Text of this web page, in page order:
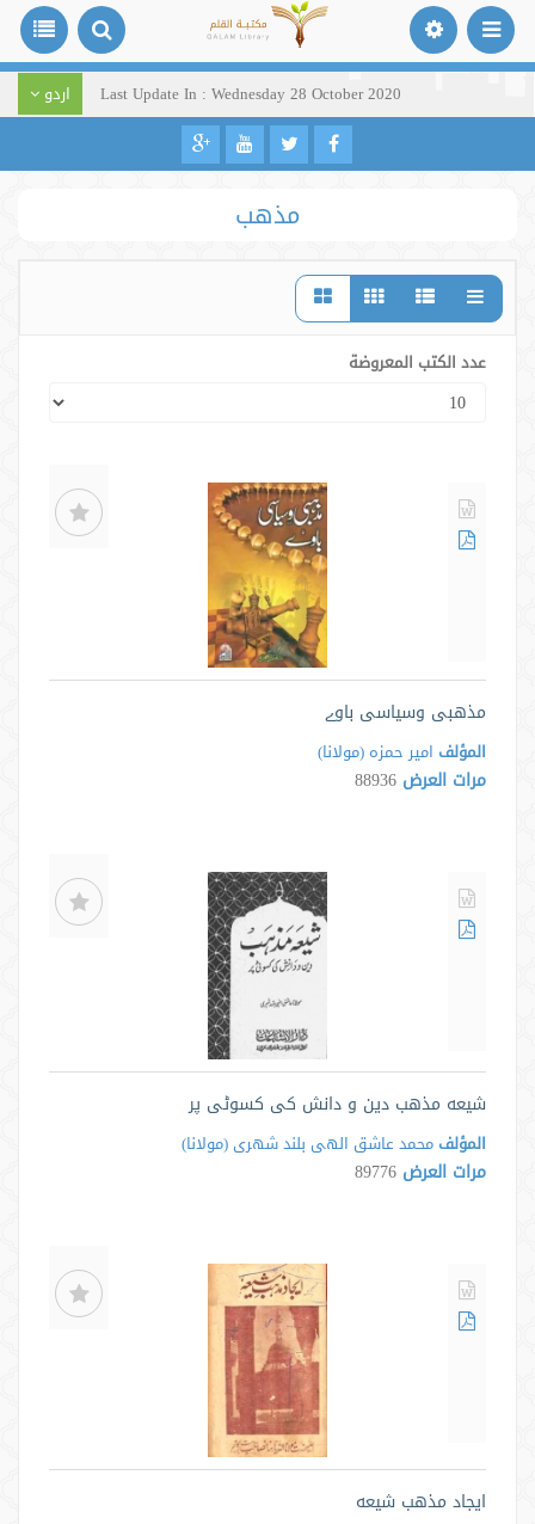
Last Update In : Wednesday 28 October 2020 اردو
مذهب
عدد الكتب المعروضة
مذهبى وسياسى باوے
المؤلف امير حمزه (مولانا)
مرات العرض 88936
شيعه مذهب دين و دانش كى كسوٹى پر
المؤلف محمد عاشق الهى بلند شهرى ‌(مولانا)
مرات العرض 89776
ايجاد مذهب شيعه